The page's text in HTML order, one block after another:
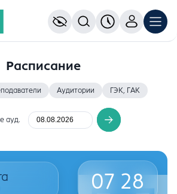
Расписание
Аудитории ГЭК, ГАК
ауд.
07 28